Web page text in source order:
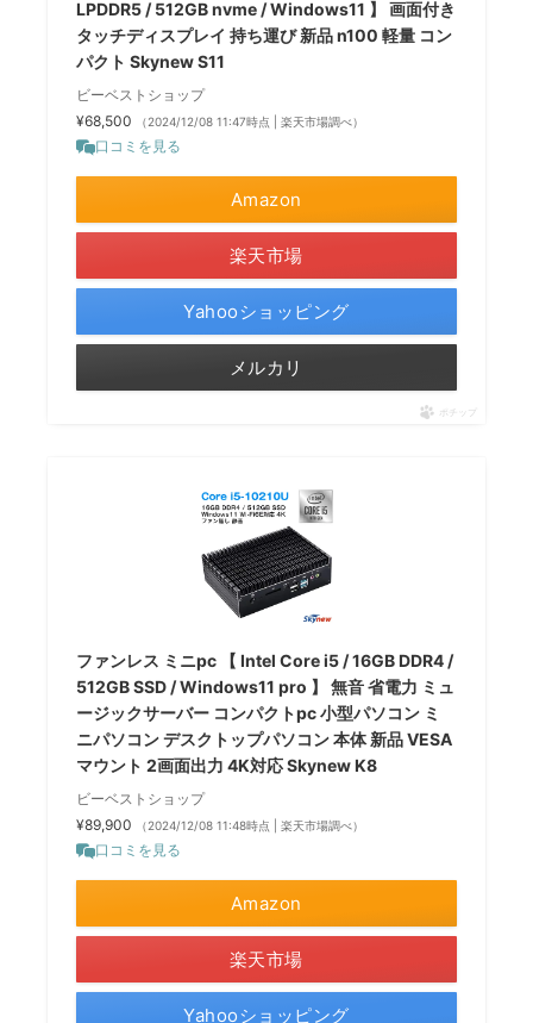
LPDDR5 / 512GB nvme / Windows11 】 画面付き
タッチディスプレイ 持ち運び 新品 n100 軽量 コン
パクト Skynew S11
ビーベストショップ
¥68,500
（2024/12/08 11:47時点 | 楽天市場調べ）
口コミを見る
Amazon
楽天市場
Yahooショッピング
メルカリ
ポチップ
ファンレス ミニpc 【 Intel Core i5 / 16GB DDR4 /
512GB SSD / Windows11 pro 】 無音 省電力 ミュ
ージックサーバー コンパクトpc 小型パソコン ミ
ニパソコン デスクトップパソコン 本体 新品 VESA
マウント 2画面出力 4K対応 Skynew K8
ビーベストショップ
¥89,900
（2024/12/08 11:48時点 | 楽天市場調べ）
口コミを見る
Amazon
楽天市場
Yahooショッピング